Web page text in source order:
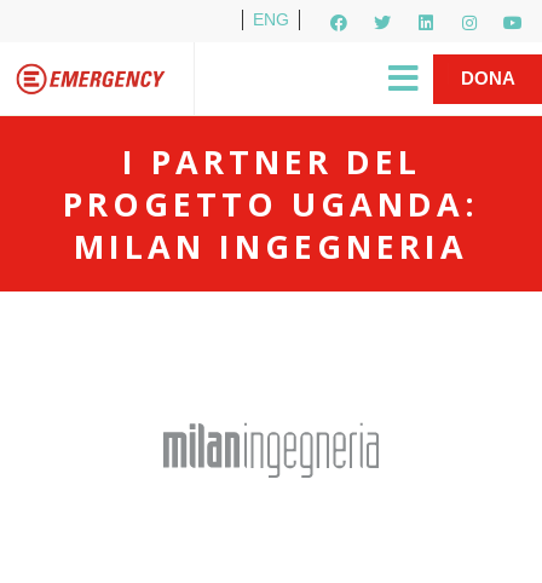
ENG
R1PUD1A
DONA
I PARTNER DEL
PROGETTO UGANDA:
MILAN INGEGNERIA